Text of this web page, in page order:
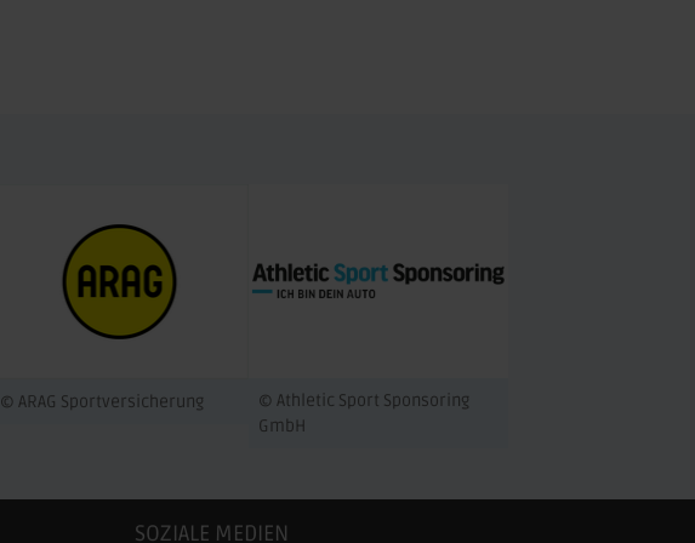
© ARAG Sportversicherung
© Athletic Sport Sponsoring
GmbH
SOZIALE MEDIEN